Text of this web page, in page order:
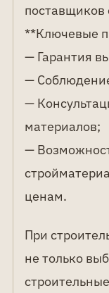
поставщиков
**Ключевые
— Гарантия
—
—
материалов;
—
ценам.
При
не только